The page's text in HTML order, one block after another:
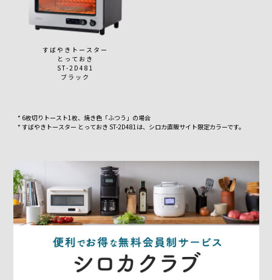
すばやきトースター
とっておき
ST-2D481
ブラック
* 6枚切りトースト1枚、焼き色「ふつう」の場合
* すばやきトースター とっておき ST-2D481は、シロカ直販サイト限定カラーです。